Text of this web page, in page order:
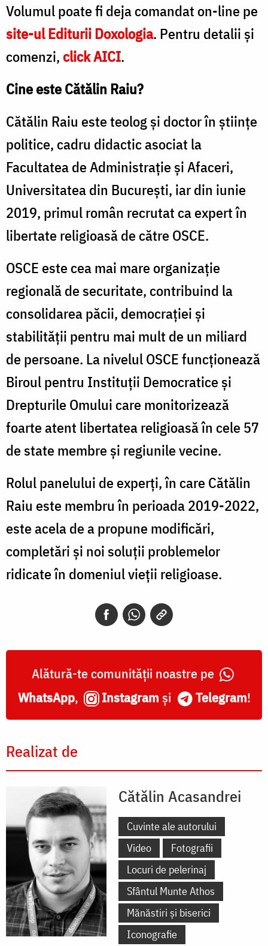
Volumul poate fi deja comandat on-line pe
site-ul Editurii Doxologia. Pentru detalii și
comenzi,click AICI.
Cine este Cătălin Raiu?
Cătălin Raiu este teolog și doctor în științe
politice, cadru didactic asociat la
Facultatea de Administrație și Afaceri,
Universitatea din București, iar din iunie
2019, primul român recrutat ca expert în
libertate religioasă de către OSCE.
OSCE este cea mai mare organizaţie
regională de securitate, contribuind la
consolidarea păcii, democraţiei şi
stabilităţii pentru mai mult de un miliard
de persoane. La nivelul OSCE funcționează
Biroul pentru Instituții Democratice și
Drepturile Omului care monitorizează
foarte atent libertatea religioasă în cele 57
de state membre și regiunile vecine.
Rolul panelului de experți, în care Cătălin
Raiu este membru în perioada 2019-2022,
este acela de a propune modificări,
completări și noi soluții problemelor
ridicate în domeniul vieții religioase.
Alătură-te comunității noastre pe
WhatsApp, Instagram și Telegram!
Realizat de
Cătălin Acasandrei
Cuvinte ale autorului
Video
Fotografii
Locuri de pelerinaj
Sfântul Munte Athos
Mănăstiri și biserici
Iconografie